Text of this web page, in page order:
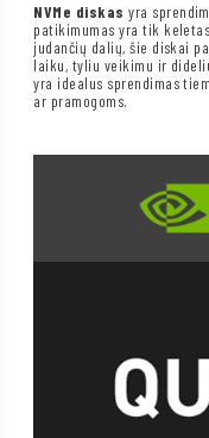
NVMe diskas yra
patikimumas yra tik
judančių dalių, šie diskai
laiku, tyliu veikimu ir
yra idealus sprendimas
ar pramogoms.